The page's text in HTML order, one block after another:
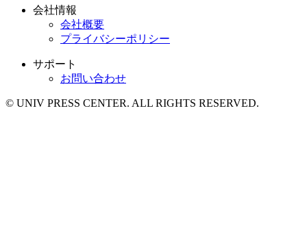
会社情報
会社概要
プライバシーポリシー
サポート
お問い合わせ
© UNIV PRESS CENTER. ALL RIGHTS RESERVED.